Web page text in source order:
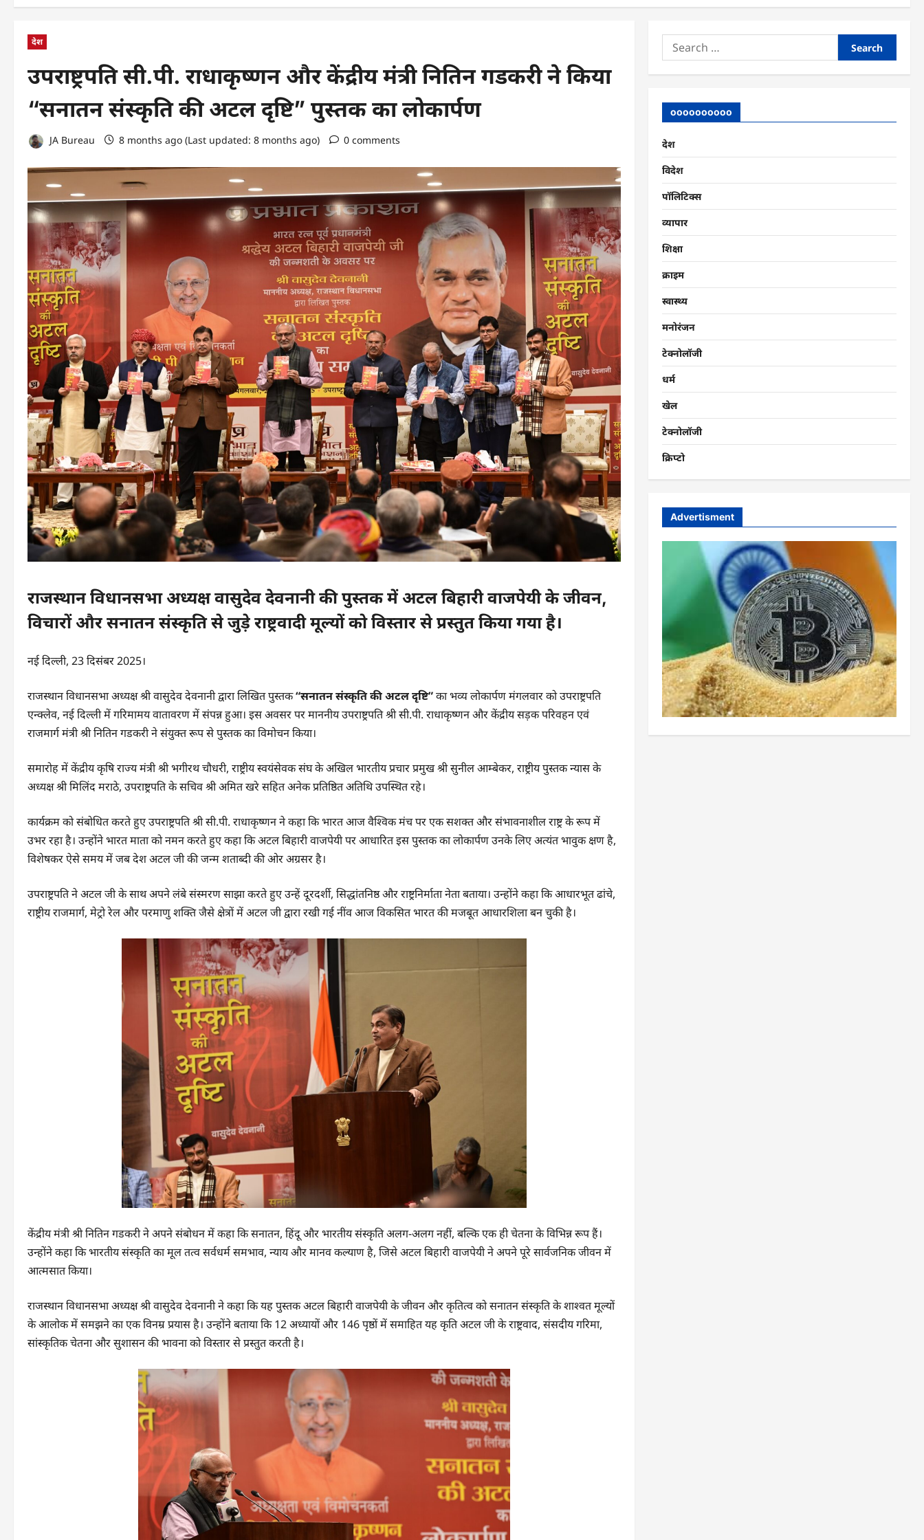
देश
उपराष्ट्रपति सी.पी. राधाकृष्णन और केंद्रीय मंत्री नितिन गडकरी ने किया
“सनातन संस्कृति की अटल दृष्टि” पुस्तक का लोकार्पण
JA Bureau 8 months ago (Last updated: 8 months ago) 0 comments
राजस्थान विधानसभा अध्यक्ष वासुदेव देवनानी की पुस्तक में अटल बिहारी वाजपेयी के जीवन,
विचारों और सनातन संस्कृति से जुड़े राष्ट्रवादी मूल्यों को विस्तार से प्रस्तुत किया गया है।
नई दिल्ली, 23 दिसंबर 2025।
राजस्थान विधानसभा अध्यक्ष श्री वासुदेव देवनानी द्वारा लिखित पुस्तक“सनातन संस्कृति की अटल दृष्टि”का भव्य लोकार्पण मंगलवार को उपराष्ट्रपति
एन्क्लेव, नई दिल्ली में गरिमामय वातावरण में संपन्न हुआ। इस अवसर पर माननीय उपराष्ट्रपति श्री सी.पी. राधाकृष्णन और केंद्रीय सड़क परिवहन एवं
राजमार्ग मंत्री श्री नितिन गडकरी ने संयुक्त रूप से पुस्तक का विमोचन किया।
समारोह में केंद्रीय कृषि राज्य मंत्री श्री भगीरथ चौधरी, राष्ट्रीय स्वयंसेवक संघ के अखिल भारतीय प्रचार प्रमुख श्री सुनील आम्बेकर, राष्ट्रीय पुस्तक न्यास के
अध्यक्ष श्री मिलिंद मराठे, उपराष्ट्रपति के सचिव श्री अमित खरे सहित अनेक प्रतिष्ठित अतिथि उपस्थित रहे।
कार्यक्रम को संबोधित करते हुए उपराष्ट्रपति श्री सी.पी. राधाकृष्णन ने कहा कि भारत आज वैश्विक मंच पर एक सशक्त और संभावनाशील राष्ट्र के रूप में
उभर रहा है। उन्होंने भारत माता को नमन करते हुए कहा कि अटल बिहारी वाजपेयी पर आधारित इस पुस्तक का लोकार्पण उनके लिए अत्यंत भावुक क्षण है,
विशेषकर ऐसे समय में जब देश अटल जी की जन्म शताब्दी की ओर अग्रसर है।
उपराष्ट्रपति ने अटल जी के साथ अपने लंबे संस्मरण साझा करते हुए उन्हें दूरदर्शी, सिद्धांतनिष्ठ और राष्ट्रनिर्माता नेता बताया। उन्होंने कहा कि आधारभूत ढांचे,
राष्ट्रीय राजमार्ग, मेट्रो रेल और परमाणु शक्ति जैसे क्षेत्रों में अटल जी द्वारा रखी गई नींव आज विकसित भारत की मजबूत आधारशिला बन चुकी है।
केंद्रीय मंत्री श्री नितिन गडकरी ने अपने संबोधन में कहा कि सनातन, हिंदू और भारतीय संस्कृति अलग-अलग नहीं, बल्कि एक ही चेतना के विभिन्न रूप हैं।
उन्होंने कहा कि भारतीय संस्कृति का मूल तत्व सर्वधर्म समभाव, न्याय और मानव कल्याण है, जिसे अटल बिहारी वाजपेयी ने अपने पूरे सार्वजनिक जीवन में
आत्मसात किया।
राजस्थान विधानसभा अध्यक्ष श्री वासुदेव देवनानी ने कहा कि यह पुस्तक अटल बिहारी वाजपेयी के जीवन और कृतित्व को सनातन संस्कृति के शाश्वत मूल्यों
के आलोक में समझने का एक विनम्र प्रयास है। उन्होंने बताया कि 12 अध्यायों और 146 पृष्ठों में समाहित यह कृति अटल जी के राष्ट्रवाद, संसदीय गरिमा,
सांस्कृतिक चेतना और सुशासन की भावना को विस्तार से प्रस्तुत करती है।
Search
for:
oooooooooo
देश
विदेश
पॉलिटिक्स
व्यापार
शिक्षा
क्राइम
स्वास्थ्य
मनोरंजन
टेक्नोलॉजी
धर्म
खेल
टेक्नोलॉजी
क्रिप्टो
Advertisment